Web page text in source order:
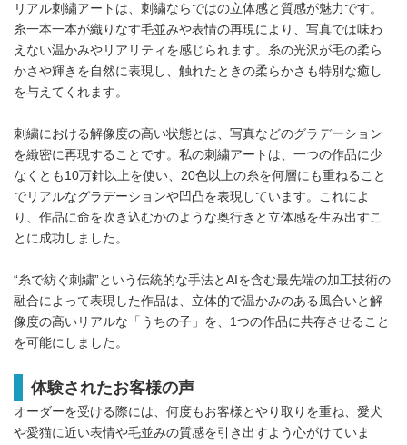
リアル刺繍アートは、刺繍ならではの立体感と質感が魅力です。
糸一本一本が織りなす毛並みや表情の再現により、写真では味わ
えない温かみやリアリティを感じられます。糸の光沢が毛の柔ら
かさや輝きを自然に表現し、触れたときの柔らかさも特別な癒し
を与えてくれます。
刺繍における解像度の高い状態とは、写真などのグラデーション
を緻密に再現することです。私の刺繍アートは、一つの作品に少
なくとも10万針以上を使い、20色以上の糸を何層にも重ねること
でリアルなグラデーションや凹凸を表現しています。これによ
り、作品に命を吹き込むかのような奥行きと立体感を生み出すこ
とに成功しました。
“糸で紡ぐ刺繍”という伝統的な手法とAIを含む最先端の加工技術の
融合によって表現した作品は、立体的で温かみのある風合いと解
像度の高いリアルな「うちの子」を、1つの作品に共存させること
を可能にしました。
体験されたお客様の声
オーダーを受ける際には、何度もお客様とやり取りを重ね、愛犬
や愛猫に近い表情や毛並みの質感を引き出すよう心がけていま